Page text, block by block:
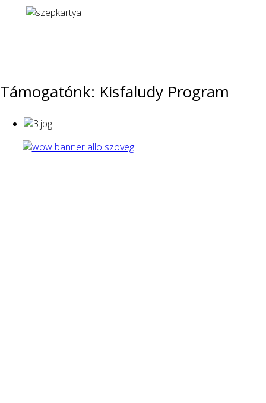
Támogatónk: Kisfaludy Program